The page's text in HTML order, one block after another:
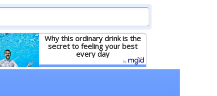
Why this ordinary drink is the
secret to feeling your best
every day
Детальніше